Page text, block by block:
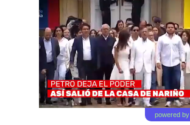
powered by